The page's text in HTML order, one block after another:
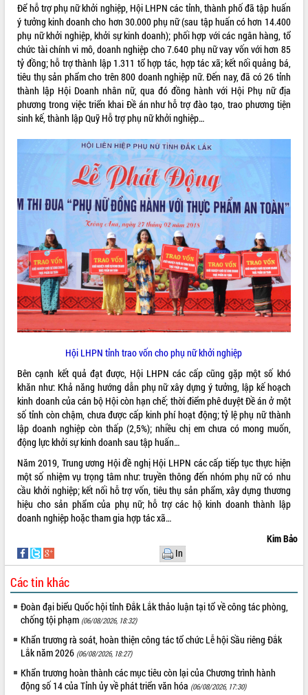
UBND tỉnh Đắk Lắk triển khai nhiệm
vụ 6 tháng cuối năm 2026
Kỳ họp thứ Hai, Hội đồng nhân dân
tỉnh khóa XI quyết nghị nhiều nội dung
quan trọng
Bí thư Tỉnh ủy Lương Nguyễn Minh
Triết thăm, tặng quà người có công với
cách mạng
Rà soát, hoàn thiện hệ thống thiết chế
văn hóa, thể thao đáp ứng yêu cầu
phát triển mới
Thường trực HĐND tỉnh Đắk Lắk gặp
mặt Đoàn chuyên gia y tế TP. Hồ Chí
Minh
Lễ truy điệu và an táng hài cốt liệt sĩ
tại Nghĩa trang Liệt sĩ xã Sơn Hòa
Bàn giải pháp tháo gỡ khó khăn trong
xuất khẩu sầu riêng và triển khai quy
định EUDR
Thứ trưởng Bộ Nông nghiệp và Môi
trường Nguyễn Hoàng Hiệp khảo sát
vùng trồng và doanh nghiệp đóng gói
sầu riêng tại Đắk Lắk
Trình diễn nghệ thuật chế biến các
món ăn từ sầu riêng
Đắk Lắk công bố Quy hoạch và xúc
tiến đầu tư tỉnh
Ngành cá ngừ Đắk Lắk chủ động thích
ứng để giữ vững thị trường xuất khẩu
Diễn đàn Kinh tế tư nhân Việt Nam đột
phá cơ chế - Hợp tác công tư
Đề án 06 tạo bước ngoặt đột phá trong
cải cách hành chính tỉnh Đắk Lắk
Kết nối tour, đẩy mạnh chuyển đổi số
để phát triển du lịch Đắk Lắk
tầng kỹ thuật Cụm công nghiệp Tân
Tiến
Gặp mặt các cơ quan báo chí nhân Kỷ
niệm 101 năm Ngày Báo chí Cách
mạng Việt Nam
Đắk Lắk sơ kết 4 năm triển khai thực
hiện Đề án 06 của Chính phủ
Họp báo thông tin về Hội nghị Công bố
Quy hoạch và Xúc tiến đầu tư tỉnh Đắk
Lắk
ALBUM ẢNH
THỐNG KÊ TRUY CẬP
Hôm nay: 14102
Tất cả: 66026842
Để hỗ trợ phụ nữ khởi nghiệp, Hội LHPN các tỉnh, thành phố đã tập huấn
ý tưởng kinh doanh cho hơn 30.000 phụ nữ (sau tập huấn có hơn 14.400
phụ nữ khởi nghiệp, khởi sự kinh doanh); phối hợp với các ngân hàng, tổ
chức tài chính vi mô, doanh nghiệp cho 7.640 phụ nữ vay vốn với hơn 85
tỷ đồng; hỗ trợ thành lập 1.311 tổ hợp tác, hợp tác xã; kết nối quảng bá,
tiêu thụ sản phẩm cho trên 800 doanh nghiệp nữ. Đến nay, đã có 26 tỉnh
thành lập Hội Doanh nhân nữ, qua đó đồng hành với Hội Phụ nữ địa
phương trong việc triển khai Đề án như hỗ trợ đào tạo, trao phương tiện
sinh kế, thành lập Quỹ Hỗ trợ phụ nữ khởi nghiệp…
Hội LHPN tỉnh trao vốn cho phụ nữ khởi nghiệp
Bên cạnh kết quả đạt được, Hội LHPN các cấp cũng gặp một số khó
khăn như: Khả năng hướng dẫn phụ nữ xây dựng ý tưởng, lập kế hoạch
kinh doanh của cán bộ Hội còn hạn chế; thời điểm phê duyệt Đề án ở một
số tỉnh còn chậm, chưa được cấp kinh phí hoạt động; tỷ lệ phụ nữ thành
lập doanh nghiệp còn thấp (2,5%); nhiều chị em chưa có mong muốn,
động lực khởi sự kinh doanh sau tập huấn…
Năm 2019, Trung ương Hội đề nghị Hội LHPN các cấp tiếp tục thực hiện
một số nhiệm vụ trọng tâm như: truyền thông đến nhóm phụ nữ có nhu
cầu khởi nghiệp; kết nối hỗ trợ vốn, tiêu thụ sản phẩm, xây dựng thương
hiệu cho sản phẩm của phụ nữ; hỗ trợ các hộ kinh doanh thành lập
doanh nghiệp hoặc tham gia hợp tác xã…
Kim Bảo
In
Các tin khác
Đoàn đại biểu Quốc hội tỉnh Đắk Lắk thảo luận tại tổ về công tác phòng,
chống tội phạm (06/08/2026, 18:32)
Khẩn trương rà soát, hoàn thiện công tác tổ chức Lễ hội Sầu riêng Đắk
Lắk năm 2026 (06/08/2026, 18:27)
Khẩn trương hoàn thành các mục tiêu còn lại của Chương trình hành
động số 14 của Tỉnh ủy về phát triển văn hóa (06/08/2026, 17:30)